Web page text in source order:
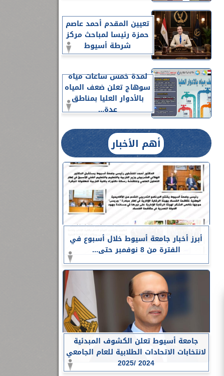
تعيين المقدم أحمد عاصم
حمزة رئيسا لمباحث مركز
شرطة أسيوط
لمدة خمس ساعات مياه
سوهاج تعلن ضعف المياه
بالأدوار العليا بمناطق
عدة...
أهم الأخبار
أبرز أخبار جامعة أسيوط خلال أسبوع في
الفترة من 8 نوفمبر حتى...
جامعة أسيوط تعلن الكشوف المبدئية
لانتخابات الاتحادات الطلابية للعام الجامعي
2024 /2025